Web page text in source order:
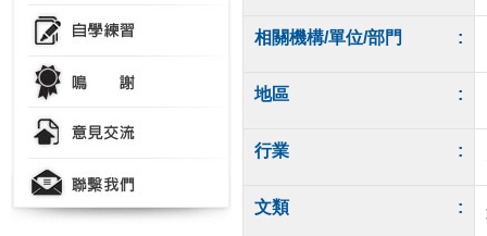
相關機構/單位/部門 :
地區 :
行業 :
文類 :